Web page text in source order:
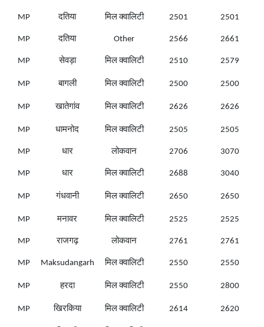
MP दतिया मिल क्वालिटी 2501 2501
MP दतिया Other 2566 2661
MP सेवड़ा मिल क्वालिटी 2510 2579
MP बागली मिल क्वालिटी 2500 2500
MP खातेगांव मिल क्वालिटी 2626 2626
MP धामनोद मिल क्वालिटी 2505 2505
MP धार लोकवान 2706 3070
MP धार मिल क्वालिटी 2688 3040
MP गंधवानी मिल क्वालिटी 2650 2650
MP मनावर मिल क्वालिटी 2525 2525
MP राजगढ़ लोकवान 2761 2761
MP Maksudangarh मिल क्वालिटी 2550 2550
MP हरदा मिल क्वालिटी 2550 2800
MP खिरकिया मिल क्वालिटी 2614 2620